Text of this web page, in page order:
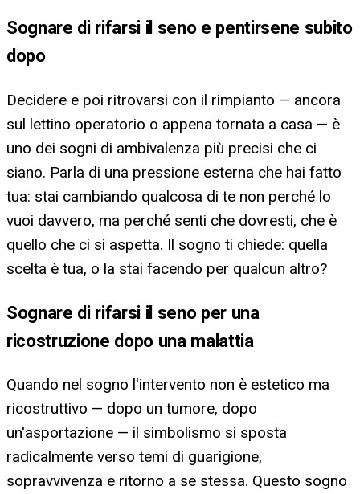
Sognare di rifarsi il seno e pentirsene subito
dopo
Decidere e poi ritrovarsi con il rimpianto — ancora
sul lettino operatorio o appena tornata a casa — è
uno dei sogni di ambivalenza più precisi che ci
siano. Parla di una pressione esterna che hai fatto
tua: stai cambiando qualcosa di te non perché lo
vuoi davvero, ma perché senti che dovresti, che è
quello che ci si aspetta. Il sogno ti chiede: quella
scelta è tua, o la stai facendo per qualcun altro?
Sognare di rifarsi il seno per una
ricostruzione dopo una malattia
Quando nel sogno l'intervento non è estetico ma
ricostruttivo — dopo un tumore, dopo
un'asportazione — il simbolismo si sposta
radicalmente verso temi di guarigione,
sopravvivenza e ritorno a se stessa. Questo sogno